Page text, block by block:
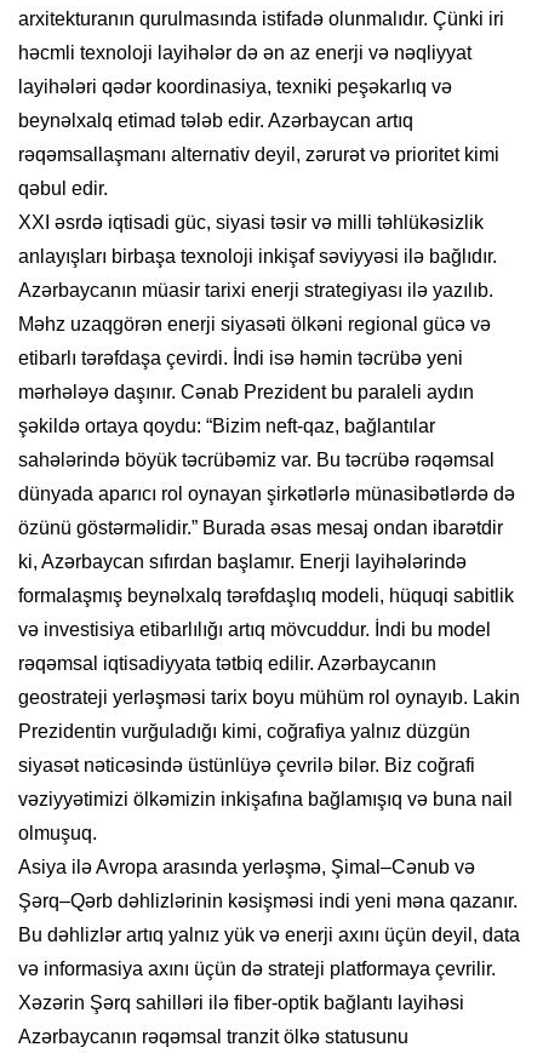
arxitekturanın qurulmasında istifadə olunmalıdır. Çünki iri
həcmli texnoloji layihələr də ən az enerji və nəqliyyat
layihələri qədər koordinasiya, texniki peşəkarlıq və
beynəlxalq etimad tələb edir. Azərbaycan artıq
rəqəmsallaşmanı alternativ deyil, zərurət və prioritet kimi
qəbul edir.
XXI əsrdə iqtisadi güc, siyasi təsir və milli təhlükəsizlik
anlayışları birbaşa texnoloji inkişaf səviyyəsi ilə bağlıdır.
Azərbaycanın müasir tarixi enerji strategiyası ilə yazılıb.
Məhz uzaqgörən enerji siyasəti ölkəni regional gücə və
etibarlı tərəfdaşa çevirdi. İndi isə həmin təcrübə yeni
mərhələyə daşınır. Cənab Prezident bu paraleli aydın
şəkildə ortaya qoydu: “Bizim neft-qaz, bağlantılar
sahələrində böyük təcrübəmiz var. Bu təcrübə rəqəmsal
dünyada aparıcı rol oynayan şirkətlərlə münasibətlərdə də
özünü göstərməlidir.” Burada əsas mesaj ondan ibarətdir
ki, Azərbaycan sıfırdan başlamır. Enerji layihələrində
formalaşmış beynəlxalq tərəfdaşlıq modeli, hüquqi sabitlik
və investisiya etibarlılığı artıq mövcuddur. İndi bu model
rəqəmsal iqtisadiyyata tətbiq edilir. Azərbaycanın
geostrateji yerləşməsi tarix boyu mühüm rol oynayıb. Lakin
Prezidentin vurğuladığı kimi, coğrafiya yalnız düzgün
siyasət nəticəsində üstünlüyə çevrilə bilər. Biz coğrafi
vəziyyətimizi ölkəmizin inkişafına bağlamışıq və buna nail
olmuşuq.
Asiya ilə Avropa arasında yerləşmə, Şimal–Cənub və
Şərq–Qərb dəhlizlərinin kəsişməsi indi yeni məna qazanır.
Bu dəhlizlər artıq yalnız yük və enerji axını üçün deyil, data
və informasiya axını üçün də strateji platformaya çevrilir.
Xəzərin Şərq sahilləri ilə fiber-optik bağlantı layihəsi
Azərbaycanın rəqəmsal tranzit ölkə statusunu